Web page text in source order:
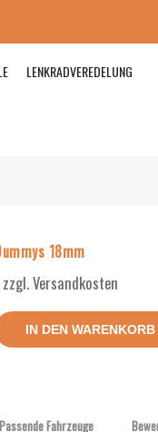
LENKRADVEREDELUNG
18mm
Versandkosten
IN DEN WARENKORB
Passende Fahrzeuge